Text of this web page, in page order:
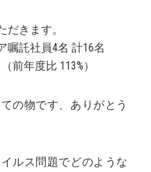
きます。
嘱託社員4名 計16名
前年度比 113%）
の物です、ありがとう
ルス問題でどのような